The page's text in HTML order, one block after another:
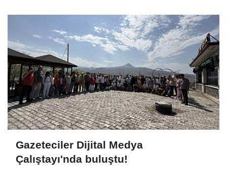
Gazeteciler Dijital Medya
Çalıştayı'nda buluştu!